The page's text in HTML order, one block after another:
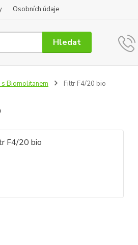
Osobních údaje
Hledat
Biomolitanem Filtr F4/20 bio